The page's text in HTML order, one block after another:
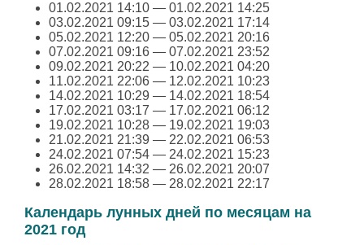
01.02.2021 14:10 — 01.02.2021 14:25
03.02.2021 09:15 — 03.02.2021 17:14
05.02.2021 12:20 — 05.02.2021 20:16
07.02.2021 09:16 — 07.02.2021 23:52
09.02.2021 20:22 — 10.02.2021 04:20
11.02.2021 22:06 — 12.02.2021 10:23
14.02.2021 10:29 — 14.02.2021 18:54
17.02.2021 03:17 — 17.02.2021 06:12
19.02.2021 10:28 — 19.02.2021 19:03
21.02.2021 21:39 — 22.02.2021 06:53
24.02.2021 07:54 — 24.02.2021 15:23
26.02.2021 14:32 — 26.02.2021 20:07
28.02.2021 18:58 — 28.02.2021 22:17
Календарь лунных дней по месяцам на
2021 год